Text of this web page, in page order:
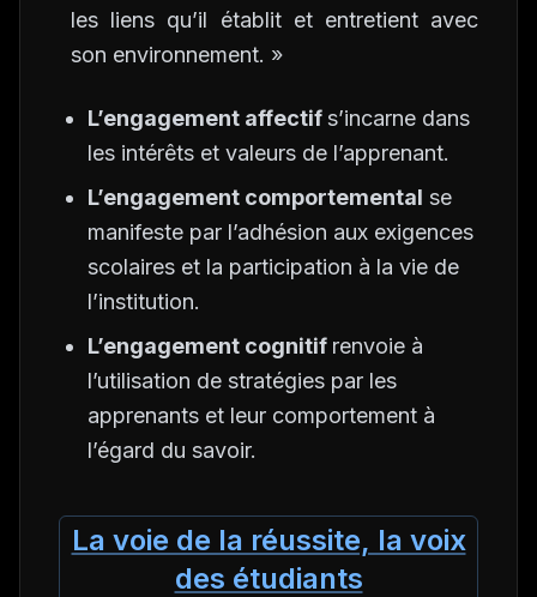
les liens qu’il établit et entretient avec
son environnement. »
L’engagement affectifs’incarne dans
les intérêts et valeurs de l’apprenant.
L’engagement comportemental se
manifeste par l’adhésion aux exigences
scolaires et la participation à la vie de
l’institution.
L’engagement cognitif renvoie à
l’utilisation de stratégies par les
apprenants et leur comportement à
l’égard du savoir.
La voie de la réussite, la voix
des étudiants